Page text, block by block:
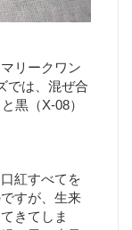
リークワン
では、混ぜ合
黒（X-08）
紅すべてを
すが、生来
きてしま